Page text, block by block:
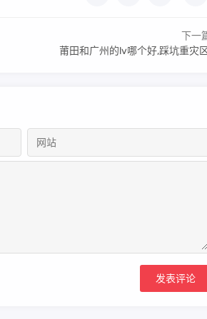
下一
莆田和广州的lv哪个好,踩坑重灾